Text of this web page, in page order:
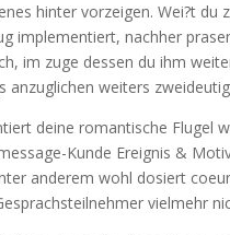
hinter vorzeigen. Wei?t du
implementiert, nachher
im zuge dessen du ihm
anzuglichen weiters
deine romantische Flugel
Kunde Ereignis &
anderem wohl dosiert
vielmehr